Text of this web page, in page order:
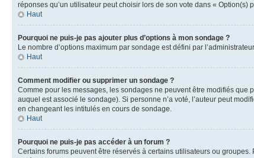
réponses qu’un utilisateur peut choisir lors de son vote dans «
Haut
Pourquoi ne puis-je pas ajouter plus d’options à mon sondage ?
Le nombre d’options maximum par sondage est défini par
Haut
Comment modifier ou supprimer un sondage ?
Comme pour les messages, les sondages ne peuvent être modifiés que
auquel est associé le sondage). Si personne n’a voté, l’auteur peut
en changeant les intitulés en cours de sondage.
Haut
Pourquoi ne puis-je pas accéder à un forum ?
Certains forums peuvent être réservés à certains utilisateurs ou